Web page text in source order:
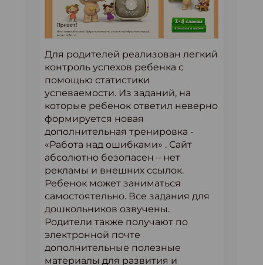
Для родителей реализован легкий
контроль успехов ребенка с
помощью статистики
успеваемости. Из заданий, на
которые ребенок ответил неверно
формируется новая
дополнительная тренировка -
«Работа над ошибками» . Сайт
абсолютно безопасен – нет
рекламы и внешних ссылок.
Ребенок может заниматься
самостоятельно. Все задания для
дошкольников озвучены.
Родители также получают по
электронной почте
дополнительные полезные
материалы для развития и